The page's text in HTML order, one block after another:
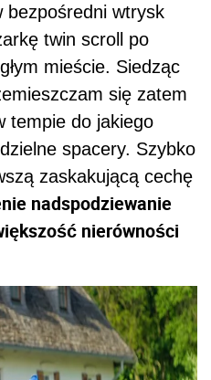
bezpośredni wtrysk
twin scroll po
mieście. Siedząc
się zatem
tempie do jakiego
spacery. Szybko
zaskakującą cechę
nadspodziewanie
nierówności